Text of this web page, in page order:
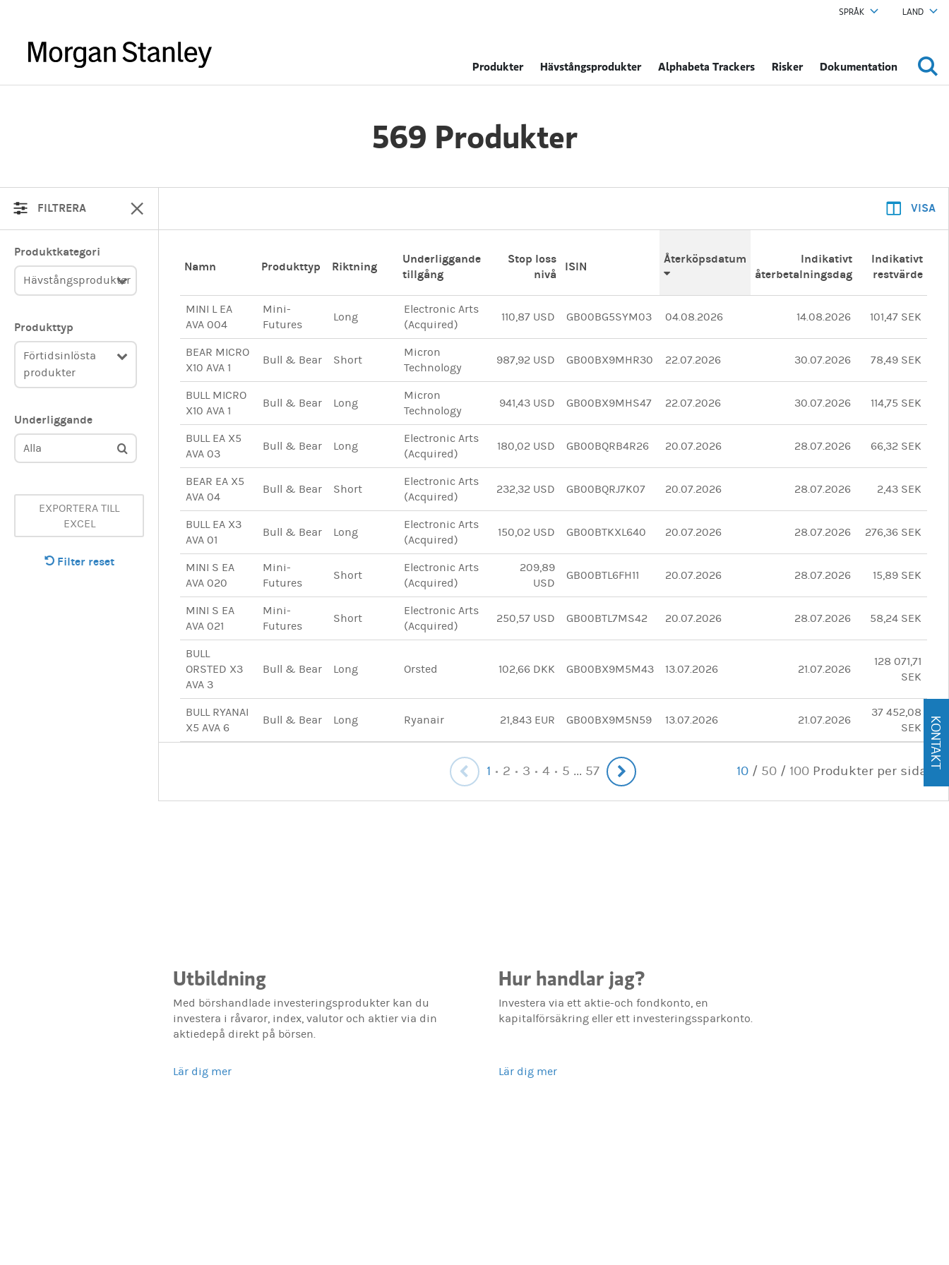
Produkter Hävstångsprodukter Alphabeta Trackers Risker Dokumentation
SPRÅK LAND
569 Produkter
FILTRERA
Produktkategori
Hävstångsprodukter
Produkttyp
Förtidsinlösta
produkter
Underliggande
Alla
EXPORTERA TILL
EXCEL
Filter reset
VISA
Namn Produkttyp Riktning
Underliggande
tillgång
Stop loss
nivå
ISIN
Återköpsdatum
Indikativt
återbetalningsdag
Indikativt
restvärde
MINI L EA
AVA 004
Mini-
Futures
Long
Electronic Arts
(Acquired)
110,87 USD GB00BG5SYM03 04.08.2026 14.08.2026 101,47 SEK
BEAR MICRO
X10 AVA 1
Bull & Bear Short
Micron
Technology
987,92 USD GB00BX9MHR30 22.07.2026 30.07.2026 78,49 SEK
BULL MICRO
X10 AVA 1
Bull & Bear Long
Micron
Technology
941,43 USD GB00BX9MHS47 22.07.2026 30.07.2026 114,75 SEK
BULL EA X5
AVA 03
Bull & Bear Long
Electronic Arts
(Acquired)
180,02 USD GB00BQRB4R26 20.07.2026 28.07.2026 66,32 SEK
BEAR EA X5
AVA 04
Bull & Bear Short
Electronic Arts
(Acquired)
232,32 USD GB00BQRJ7K07 20.07.2026 28.07.2026 2,43 SEK
BULL EA X3
AVA 01
Bull & Bear Long
Electronic Arts
(Acquired)
150,02 USD GB00BTKXL640 20.07.2026 28.07.2026 276,36 SEK
MINI S EA
AVA 020
Mini-
Futures
Short
Electronic Arts
(Acquired)
209,89
USD
GB00BTL6FH11 20.07.2026 28.07.2026 15,89 SEK
MINI S EA
AVA 021
Mini-
Futures
Short
Electronic Arts
(Acquired)
250,57 USD GB00BTL7MS42 20.07.2026 28.07.2026 58,24 SEK
BULL
ORSTED X3
AVA 3
Bull & Bear Long Orsted 102,66 DKK GB00BX9M5M43 13.07.2026 21.07.2026
128 071,71
SEK
BULL RYANAI
X5 AVA 6
Bull & Bear Long Ryanair 21,843 EUR GB00BX9M5N59 13.07.2026 21.07.2026
37 452,08
SEK
1 2 3 4 5 ... 57 10 / 50 / 100Produkter per sida
Utbildning
Med börshandlade investeringsprodukter kan du
investera i råvaror, index, valutor och aktier via din
aktiedepå direkt på börsen.
Lär dig mer
Hur handlar jag?
Investera via ett aktie-och fondkonto, en
kapitalförsäkring eller ett investeringssparkonto.
Lär dig mer
KONTAKT